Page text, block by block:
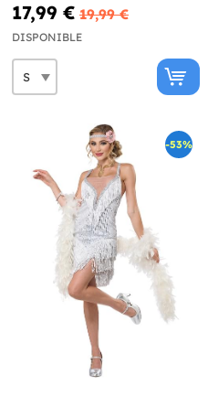
17,99 € 19,99 €
DISPONIBLE
-53%